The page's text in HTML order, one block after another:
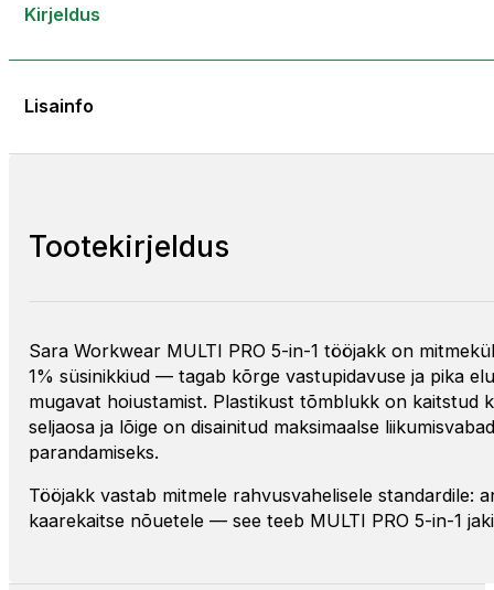
Kirjeldus
Lisainfo
Tootekirjeldus
Sara Workwear MULTI PRO 5-in-1 tööjakk on
1% süsinikkiud — tagab kõrge vastupidavuse ja pika
mugavat hoiustamist. Plastikust tõmblukk on kaitstud
seljaosa ja lõige on disainitud maksimaalse
parandamiseks.
Tööjakk vastab mitmele rahvusvahelisele standardile:
kaarekaitse nõuetele — see teeb MULTI PRO 5-in-1